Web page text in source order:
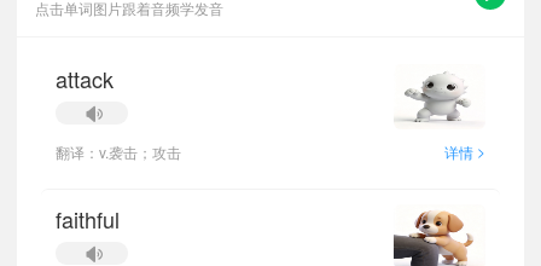
点击单词图片跟着音频学发音
attack
翻译：v.袭击；攻击 详情 >
faithful